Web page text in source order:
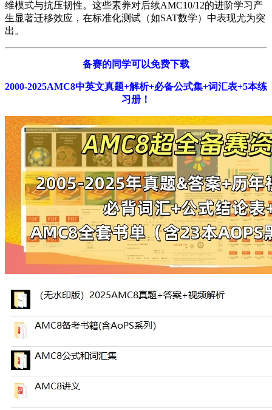
维模式与抗压韧性。这些素养对后续AMC10/12的进阶学习产
生显著迁移效应，在标准化测试（如SAT数学）中表现尤为突
出。
备赛的同学可以免费下载
2000-2025AMC8中英文真题+解析+必备公式集+词汇表+5本练
习册！